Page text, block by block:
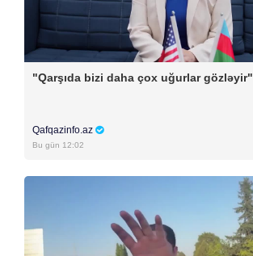
"Qarşıda bizi daha çox uğurlar gözləyir"
Qafqazinfo.az
Bu gün 12:02